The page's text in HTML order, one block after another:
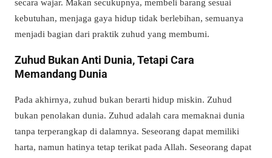
kebutuhan, menjaga gaya hidup tidak berlebihan, semuanya
menjadi bagian dari praktik zuhud yang membumi.
Zuhud Bukan Anti Dunia, Tetapi Cara
Memandang Dunia
Pada akhirnya, zuhud bukan berarti hidup miskin. Zuhud
bukan penolakan dunia. Zuhud adalah cara memaknai dunia
tanpa terperangkap di dalamnya. Seseorang dapat memiliki
harta, namun hatinya tetap terikat pada Allah. Seseorang dapat